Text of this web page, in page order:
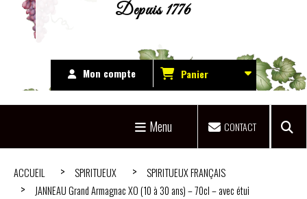
Depuis 1776
Mon compte Panier
Menu CONTACT
ACCUEIL SPIRITUEUX
SPIRITUEUX FRANÇAIS
JANNEAU Grand Armagnac XO (10 à 30 ans) – 70cl – avec étui